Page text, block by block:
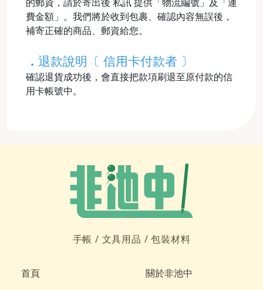
費金額」。我們將於收到包裹、確認內容無誤後，
補寄正確的商品、郵資給您。
． 退款說明〔 信用卡付款者 〕
確認退貨成功後，會直接把款項刷退至原付款的信
用卡帳號中。
手帳 / 文具用品 /包裝材料
首頁 關於非池中